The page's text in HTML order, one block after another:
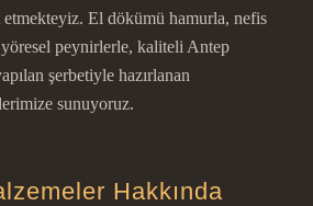
El dökümü hamurla, nefis
peynirlerle, kaliteli Antep
şerbetiyle hazırlanan
sunuyoruz.
Hakkında